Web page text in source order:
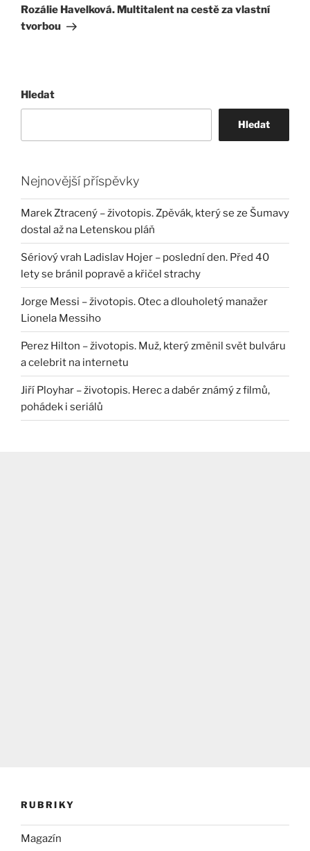
příspěvek
Rozálie Havelková. Multitalent na cestě za vlastní
tvorbou
Hledat
Hledat
Nejnovější příspěvky
Marek Ztracený – životopis. Zpěvák, který se ze Šumavy
dostal až na Letenskou pláň
Sériový vrah Ladislav Hojer – poslední den. Před 40
lety se bránil popravě a křičel strachy
Jorge Messi – životopis. Otec a dlouholetý manažer
Lionela Messiho
Perez Hilton – životopis. Muž, který změnil svět bulváru
a celebrit na internetu
Jiří Ployhar – životopis. Herec a dabér známý z filmů,
pohádek i seriálů
RUBRIKY
Magazín